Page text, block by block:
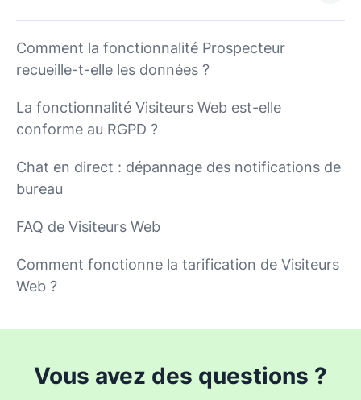
Comment la fonctionnalité Prospecteur
recueille-t-elle les données ?
La fonctionnalité Visiteurs Web est-elle
conforme au RGPD ?
Chat en direct : dépannage des notifications de
bureau
FAQ de Visiteurs Web
Comment fonctionne la tarification de Visiteurs
Web ?
Vous avez des questions ?